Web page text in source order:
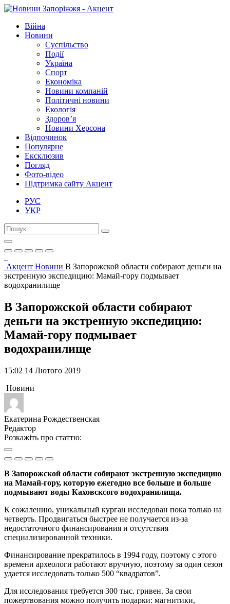
Війна
Новини
Суспільство
Події
Україна
Спорт
Економіка
Новини компаній
Політичні новини
Екологія
Здоров’я
Новини Херсона
Відпочинок
Популярне
Ексклюзив
Погляд
Фото-відео
Підтримка сайту Акцент
РУС
УКР
Акцент Новини В Запорожской области собирают деньги на
экстренную экспедицию: Мамай-гору подмывает
водохранилище
В Запорожской области собирают
деньги на экстренную экспедицию:
Мамай-гору подмывает
водохранилище
15:02 14 Лютого 2019
Новини
Екатерина Рождественская
Редактор
Розкажіть про статтю:
В Запорожской области собирают экстренную экспедицию
на Мамай-гору, которую ежегодно все больше и больше
подмывают воды Каховсксого водохранилища.
К сожалению, уникальный курган исследован пока только на
четверть. Продвигаться быстрее не получается из-за
недостаточного финансирования и отсутствия
специализированной техники.
Финансирование прекратилось в 1994 году, поэтому с этого
времени археологи работают вручную, поэтому за один сезон
удается исследовать только 500 “квадратов”.
Для исследования требуется 300 тыс. гривен. За свои
пожертвования можно получить подарки: магнитики,